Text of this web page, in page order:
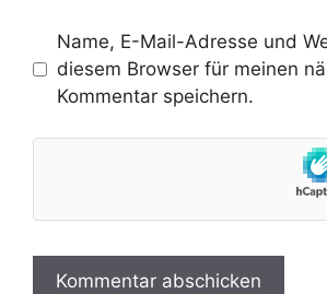
Name, E-Mail-Adresse und
diesem Browser für meinen
Kommentar speichern.